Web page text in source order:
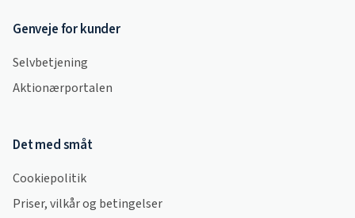
Genveje for kunder
Selvbetjening
Aktionærportalen
Det med småt
Cookiepolitik
Priser, vilkår og betingelser